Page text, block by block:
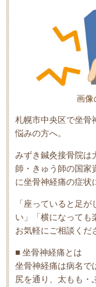
画像
札幌市中央区で坐骨
悩みの方へ。
みずき鍼灸接骨院は
師・きゅう師の国家
に坐骨神経痛の症状
「座っていると足
い」「横になっても
お気軽にご相談くだ
■ 坐骨神経痛とは
坐骨神経痛は病名で
尻を通り、太もも・